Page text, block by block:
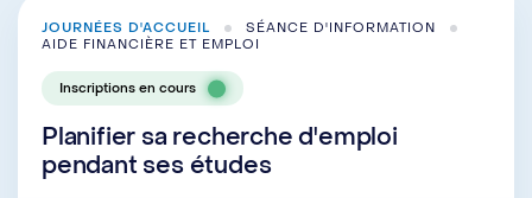
JOURNÉES D'ACCUEIL
SÉANCE D'INFORMATION
AIDE FINANCIÈRE ET EMPLOI
Inscriptions en cours
Planifier sa recherche d'emploi
pendant ses études